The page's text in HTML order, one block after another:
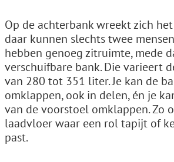
Op de achterbank wreekt zich
daar kunnen slechts twee
hebben genoeg zitruimte, mede
verschuifbare bank. Die varieert
van 280 tot 351 liter. Je kan de
omklappen, ook in delen, én je
van de voorstoel omklappen. Zo
laadvloer waar een rol tapijt of
past.